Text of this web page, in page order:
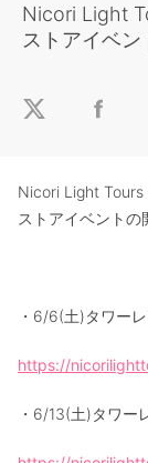
Nicori Light
ストアイベン
Nicori Light Tours
ストアイベントの
・6/6(土)タワー
https://
・6/13(土)タワ